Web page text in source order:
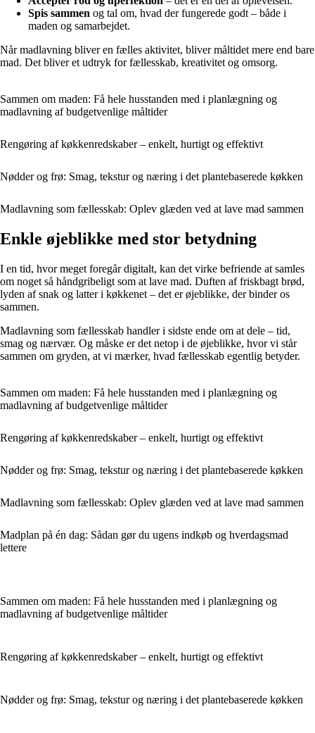
Spis sammen og tal om, hvad der fungerede godt – både i
maden og samarbejdet.
Når madlavning bliver en fælles aktivitet, bliver måltidet mere end bare
mad. Det bliver et udtryk for fællesskab, kreativitet og omsorg.
Sammen om maden: Få hele husstanden med i planlægning og
madlavning af budgetvenlige måltider
Rengøring af køkkenredskaber – enkelt, hurtigt og effektivt
Nødder og frø: Smag, tekstur og næring i det plantebaserede køkken
Madlavning som fællesskab: Oplev glæden ved at lave mad sammen
Enkle øjeblikke med stor betydning
I en tid, hvor meget foregår digitalt, kan det virke befriende at samles
om noget så håndgribeligt som at lave mad. Duften af friskbagt brød,
lyden af snak og latter i køkkenet – det er øjeblikke, der binder os
sammen.
Madlavning som fællesskab handler i sidste ende om at dele – tid,
smag og nærvær. Og måske er det netop i de øjeblikke, hvor vi står
sammen om gryden, at vi mærker, hvad fællesskab egentlig betyder.
Sammen om maden: Få hele husstanden med i planlægning og
madlavning af budgetvenlige måltider
Rengøring af køkkenredskaber – enkelt, hurtigt og effektivt
Nødder og frø: Smag, tekstur og næring i det plantebaserede køkken
Madlavning som fællesskab: Oplev glæden ved at lave mad sammen
Madplan på én dag: Sådan gør du ugens indkøb og hverdagsmad
lettere
Sammen om maden: Få hele husstanden med i planlægning og
madlavning af budgetvenlige måltider
Rengøring af køkkenredskaber – enkelt, hurtigt og effektivt
Nødder og frø: Smag, tekstur og næring i det plantebaserede køkken